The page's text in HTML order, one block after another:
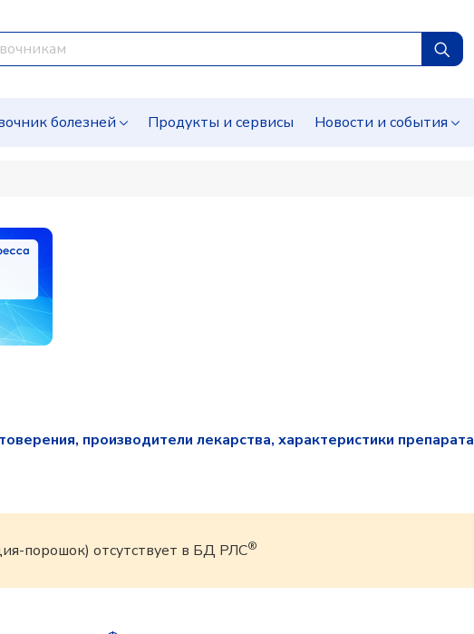
болезней Продукты и сервисы Новости и события
производители лекарства, характеристики препарата
порошок) отсутствует в БД РЛС®